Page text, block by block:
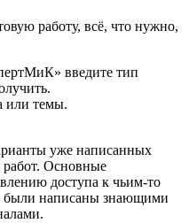
работу, всё, что нужно,
введите тип
или темы.
уже написанных
Основные
доступа к чьим-то
были написаны знающими